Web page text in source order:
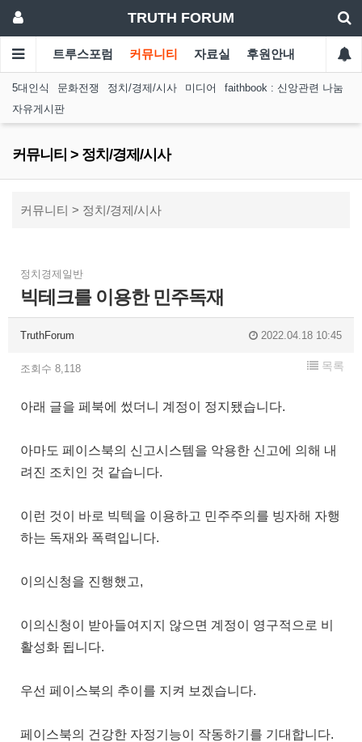
TRUTH FORUM
트루스포럼 커뮤니티 자료실 후원안내
5대인식 문화전쟁 정치/경제/시사 미디어
faithbook : 신앙관련 나눔
자유게시판
커뮤니티 > 정치/경제/시사
커뮤니티 > 정치/경제/시사
정치경제일반
빅테크를 이용한 민주독재
TruthForum 2022.04.18 10:45
조회수 8,118 목록
아래 글을 페북에 썼더니 계정이 정지됐습니다.
아마도 페이스북의 신고시스템을 악용한 신고에 의해 내
려진 조치인 것 같습니다.
이런 것이 바로 빅텍을 이용하고 민주주의를 빙자해 자행
하는 독재와 폭력입니다.
이의신청을 진행했고,
이의신청이 받아들여지지 않으면 계정이 영구적으로 비
활성화 됩니다.
우선 페이스북의 추이를 지켜 보겠습니다.
페이스북의 건강한 자정기능이 작동하기를 기대합니다.